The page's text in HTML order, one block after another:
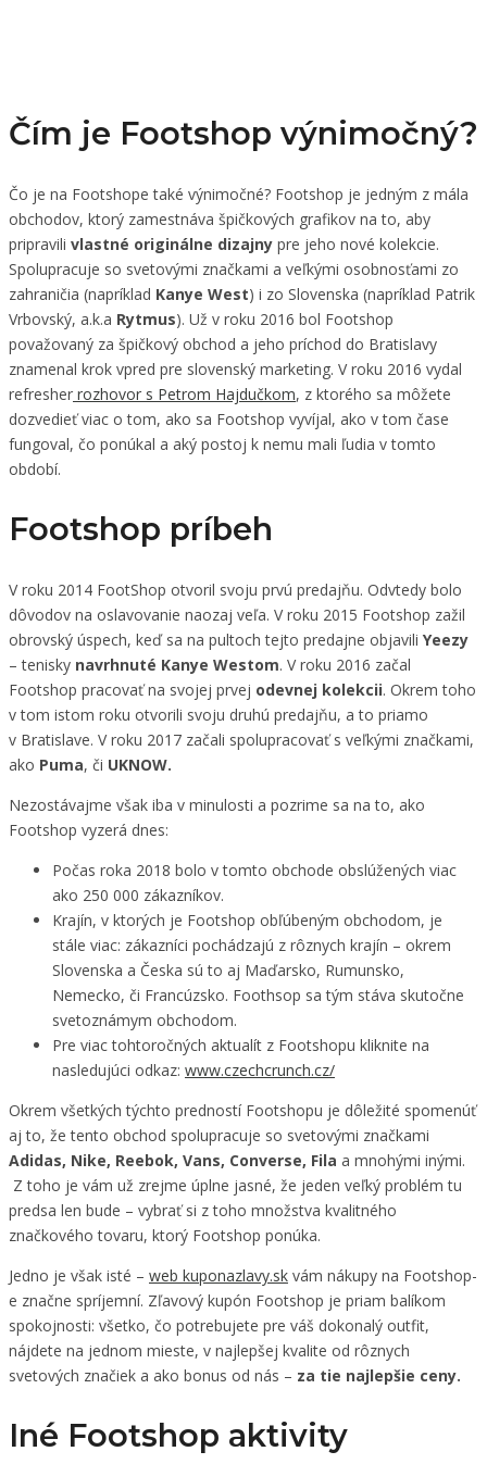
Čím je Footshop výnimočný?
Čo je na Footshope také výnimočné? Footshop je jedným z mála
obchodov, ktorý zamestnáva špičkových grafikov na to, aby
pripravili vlastné originálne dizajny pre jeho nové kolekcie.
Spolupracuje so svetovými značkami a veľkými osobnosťami zo
zahraničia (napríklad Kanye West) i zo Slovenska (napríklad Patrik
Vrbovský, a.k.a Rytmus). Už v roku 2016 bol Footshop
považovaný za špičkový obchod a jeho príchod do Bratislavy
znamenal krok vpred pre slovenský marketing. V roku 2016 vydal
refresher rozhovor s Petrom Hajdučkom, z ktorého sa môžete
dozvedieť viac o tom, ako sa Footshop vyvíjal, ako v tom čase
fungoval, čo ponúkal a aký postoj k nemu mali ľudia v tomto
období.
Footshop príbeh
V roku 2014 FootShop otvoril svoju prvú predajňu. Odvtedy bolo
dôvodov na oslavovanie naozaj veľa. V roku 2015 Footshop zažil
obrovský úspech, keď sa na pultoch tejto predajne objavili Yeezy
– tenisky navrhnuté Kanye Westom. V roku 2016 začal
Footshop pracovať na svojej prvej odevnej kolekcii. Okrem toho
v tom istom roku otvorili svoju druhú predajňu, a to priamo
v Bratislave. V roku 2017 začali spolupracovať s veľkými značkami,
ako Puma, či UKNOW.
Nezostávajme však iba v minulosti a pozrime sa na to, ako
Footshop vyzerá dnes:
Počas roka 2018 bolo v tomto obchode obslúžených viac
ako 250 000 zákazníkov.
Krajín, v ktorých je Footshop obľúbeným obchodom, je
stále viac: zákazníci pochádzajú z rôznych krajín – okrem
Slovenska a Česka sú to aj Maďarsko, Rumunsko,
Nemecko, či Francúzsko. Foothsop sa tým stáva skutočne
svetoznámym obchodom.
Pre viac tohtoročných aktualít z Footshopu kliknite na
nasledujúci odkaz: www.czechcrunch.cz/
Okrem všetkých týchto predností Footshopu je dôležité spomenúť
aj to, že tento obchod spolupracuje so svetovými značkami
Adidas, Nike, Reebok, Vans, Converse, Fila a mnohými inými.
Z toho je vám už zrejme úplne jasné, že jeden veľký problém tu
predsa len bude – vybrať si z toho množstva kvalitného
značkového tovaru, ktorý Footshop ponúka.
Jedno je však isté – web kuponazlavy.sk vám nákupy na Footshop-
e značne spríjemní. Zľavový kupón Footshop je priam balíkom
spokojnosti: všetko, čo potrebujete pre váš dokonalý outfit,
nájdete na jednom mieste, v najlepšej kvalite od rôznych
svetových značiek a ako bonus od nás – za tie najlepšie ceny.
Iné Footshop aktivity